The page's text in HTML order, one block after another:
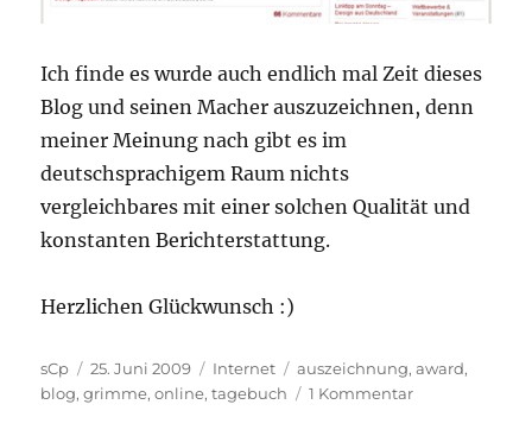
Ich finde es wurde auch endlich mal Zeit dieses
Blog und seinen Macher auszuzeichnen, denn
meiner Meinung nach gibt es im
deutschsprachigem Raum nichts
vergleichbares mit einer solchen Qualität und
konstanten Berichterstattung.
Herzlichen Glückwunsch :)
Autor
sCp
Veröffentlicht
am
25. Juni 2009 Kategorien
Internet Schlagwörter
auszeichnung,award,
blog,grimme,online,tagebuch 1 Kommentarzu